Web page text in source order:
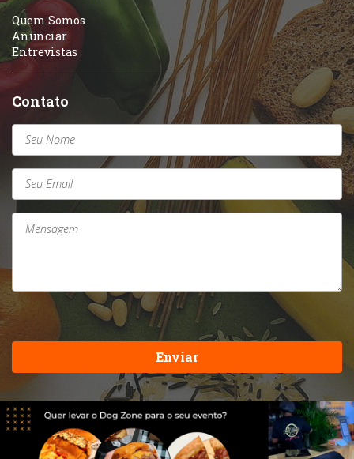
Quem Somos
Anunciar
Entrevistas
Contato
Enviar